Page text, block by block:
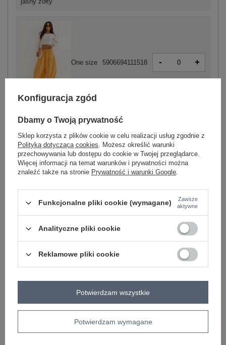
jasny
pomarańczowy
One size 5906694111518 - +
beżowy
One size 5906694111433 -
Zobacz wszystkie kolory (+4)
ZALOGUJ SIĘ I ZOBACZ CENĘ
Masz pytanie? Chętnie pomożemy.
skład materiału : 100% bawełna
sposób prania : pranie w pralce w 30°C
Konfiguracja zgód
Dbamy o Twoją prywatność
Sklep korzysta z plików cookie w celu realizacji usług zgodnie z
Polityką dotyczącą cookies. Możesz określić warunki
przechowywania lub dostępu do cookie w Twojej przeglądarce.
Więcej informacji na temat warunków i prywatności można
znaleźć także na stronie Prywatność i warunki Google.
Funkcjonalne pliki cookie (wymagane)
Zawsze
aktywne
Analityczne pliki cookie
Reklamowe pliki cookie
Potwierdzam wymagane
Potwierdzam wszystkie